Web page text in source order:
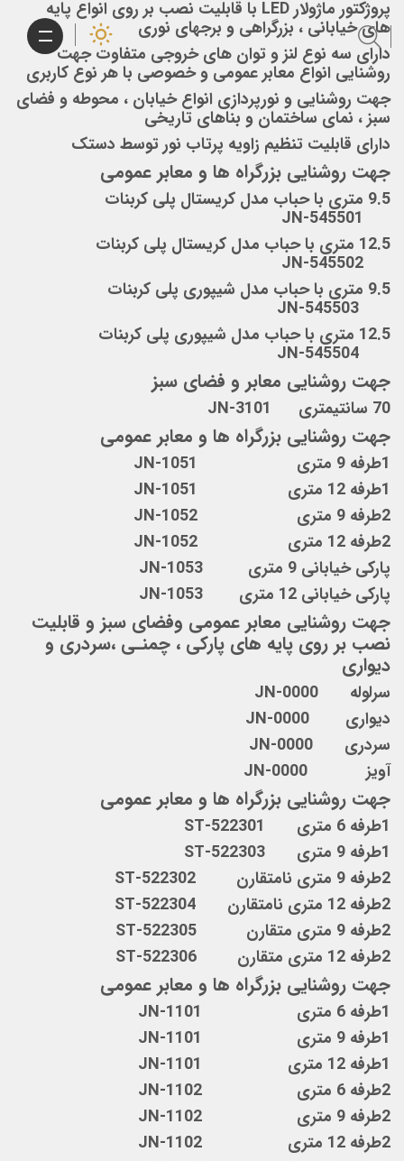
پروژکتور ماژولار LED با قابلیت نصب بر روی انواع پایه
های خیابانی ، بزرگراهی و برجهای نوری
دارای سه نوع لنز و توان های خروجی متفاوت جهت
روشنایی انواع معابر عمومی و خصوصی با هر نوع کاربری
جهت روشنایی و نورپردازی انواع خیابان ، محوطه و فضای
سبز ، نمای ساختمان و بناهای تاریخی
دارای قابلیت تنظیم زاویه پرتاب نور توسط دستک
جهت روشنایی بزرگراه ها و معابر عمومی
9.5 متری با حباب مدل کریستال پلی کربنات
12.5 متری با حباب مدل کریستال پلی کربنات
9.5 متری با حباب مدل شیپوری پلی کربنات
12.5 متری با حباب مدل شیپوری پلی کربنات
جهت روشنایی معابر و فضای سبز
70 سانتیمتری JN-3101
جهت روشنایی بزرگراه ها و معابر عمومی
1طرفه 9 متری JN-1051
1طرفه 12 متری JN-1051
2طرفه 9 متری JN-1052
2طرفه 12 متری JN-1052
پارکی خیابانی 9 متری JN-1053
پارکی خیابانی 12 متری JN-1053
جهت روشنایی معابر عمومی وفضای سبز و قابلیت
نصب بر روی پایه های پارکی ، چمنـی ،سردری و
دیواری
سرلوله JN-0000
دیواری JN-0000
سردری JN-0000
آویز JN-0000
جهت روشنایی بزرگراه ها و معابر عمومی
1طرفه 6 متری ST-522301
1طرفه 9 متری ST-522303
2طرفه 9 متری نامتقارن ST-522302
2طرفه 12 متری نامتقارن ST-522304
2طرفه 9 متری متقارن ST-522305
2طرفه 12 متری متقارن ST-522306
جهت روشنایی بزرگراه ها و معابر عمومی
1طرفه 6 متری JN-1101
1طرفه 9 متری JN-1101
1طرفه 12 متری JN-1101
2طرفه 6 متری JN-1102
2طرفه 9 متری JN-1102
2طرفه 12 متری JN-1102